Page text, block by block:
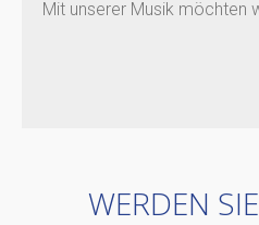
Mit unserer Musik möchten
WERDEN